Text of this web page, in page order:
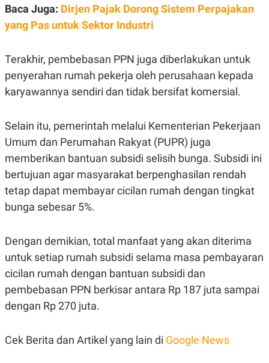
A
T
D
A
G
E
S
K
N
N
V
L
P
S
JARINGAN
K
O
A
N
A
C
A
D
M
P
R
S
R
E
L
E
A
E
D
Baca Juga: Dirjen Pajak Dorong Sistem Perpajakan
yang Pas untuk Sektor Industri
Terakhir, pembebasan PPN juga diberlakukan untuk
penyerahan rumah pekerja oleh perusahaan kepada
karyawannya sendiri dan tidak bersifat komersial.
Selain itu, pemerintah melalui Kementerian Pekerjaan
Umum dan Perumahan Rakyat (PUPR) juga
memberikan bantuan subsidi selisih bunga. Subsidi ini
bertujuan agar masyarakat berpenghasilan rendah
tetap dapat membayar cicilan rumah dengan tingkat
bunga sebesar 5%.
Dengan demikian, total manfaat yang akan diterima
untuk setiap rumah subsidi selama masa pembayaran
cicilan rumah dengan bantuan subsidi dan
pembebasan PPN berkisar antara Rp 187 juta sampai
dengan Rp 270 juta.
Cek Berita dan Artikel yang lain di Google News